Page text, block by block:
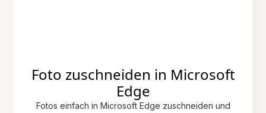
Foto zuschneiden in Microsoft
Edge
Fotos einfach in Microsoft Edge zuschneiden und